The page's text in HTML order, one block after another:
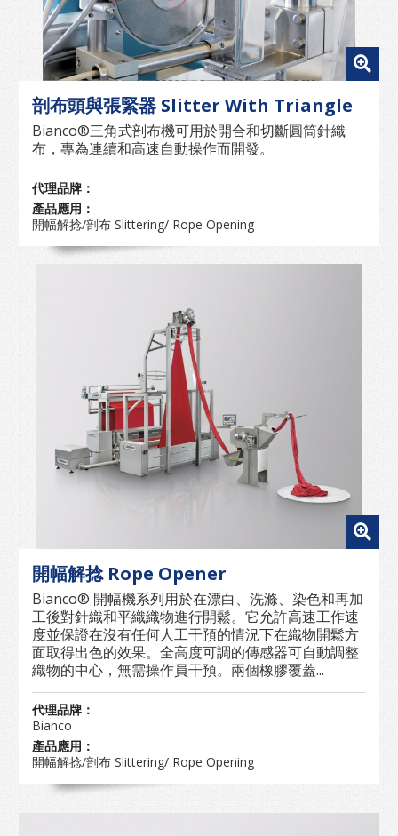
剖布頭與張緊器 Slitter With Triangle
Bianco®三角式剖布機可用於開合和切斷圓筒針織
布，專為連續和高速自動操作而開發。
代理品牌：
產品應用：
開幅解捻/剖布 Slittering/ Rope Opening
開幅解捻 Rope Opener
Bianco® 開幅機系列用於在漂白、洗滌、染色和再加
工後對針織和平織織物進行開鬆。它允許高速工作速
度並保證在沒有任何人工干預的情況下在織物開鬆方
面取得出色的效果。全高度可調的傳感器可自動調整
織物的中心，無需操作員干預。兩個橡膠覆蓋...
代理品牌：
Bianco
產品應用：
開幅解捻/剖布 Slittering/ Rope Opening